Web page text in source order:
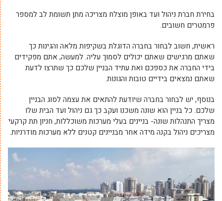
בחירת חברת ניהול ועד באופן מוצלח מצריכה מתן תשומת לב למספר
פרמטרים חשובים.
ראשית, חשוב לבחור בחברה הדוגלת בשקיפות מלאה והגינות כך
שאתם מרגישים שאתם יכולים לסמוך עליה. למעשה, אתם מפקידים
בידי החברה את כספכם ואת עתיד הבניין שלכם כך שתרצו לדעת
שאתם נמצאים בידיים טובות והגונות.
בנוסף, יש לבחור בחברה שיודעת להתאים את עצמה לסוג הבניין
שלכם. כל בניין הוא שונה משכנו ועקב כך גם ניהול ועד הבית שלו
מצריך התנהלות שונה- בניינים בעלי מערכות משוכללות, חניון תת קרקעי
מצריכים ניהול בקנה מידה אחר מבניינים קטנים ללא מערכות מודרניות.